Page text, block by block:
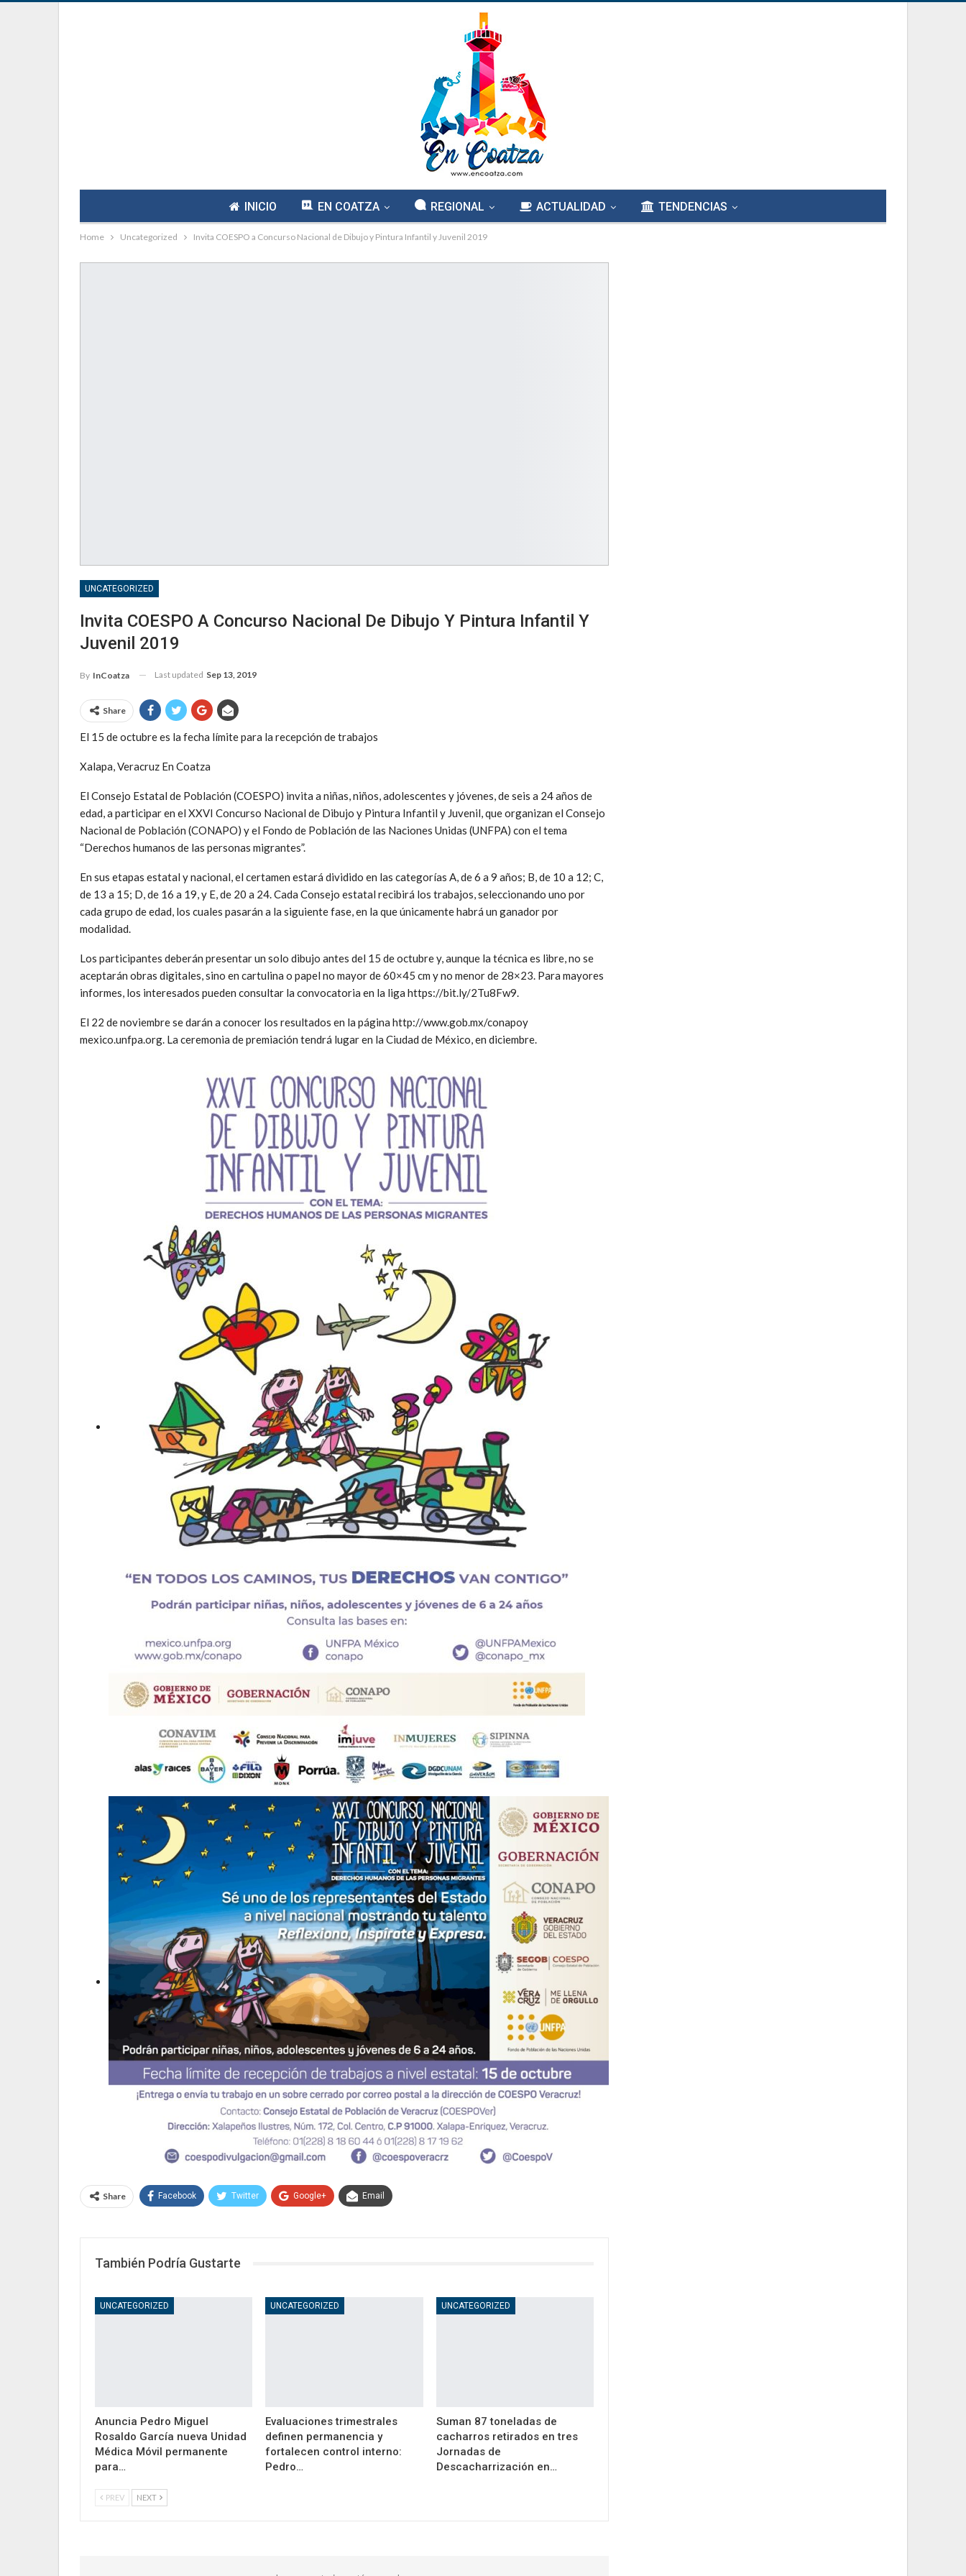
INICIO EN COATZA REGIONAL ACTUALIDAD TENDENCIAS
Home Uncategorized Invita COESPO a Concurso Nacional de Dibujo y Pintura Infantil y Juvenil 2019
UNCATEGORIZED
Invita COESPO A Concurso Nacional De Dibujo Y Pintura Infantil Y
Juvenil 2019
By InCoatza Last updated Sep 13, 2019
Share
El 15 de octubre es la fecha límite para la recepción de trabajos
Xalapa, Veracruz En Coatza
El Consejo Estatal de Población (COESPO) invita a niñas, niños, adolescentes y jóvenes, de seis a 24 años de
edad, a participar en el XXVI Concurso Nacional de Dibujo y Pintura Infantil y Juvenil, que organizan el Consejo
Nacional de Población (CONAPO) y el Fondo de Población de las Naciones Unidas (UNFPA) con el tema
“Derechos humanos de las personas migrantes”.
En sus etapas estatal y nacional, el certamen estará dividido en las categorías A, de 6 a 9 años; B, de 10 a 12; C,
de 13 a 15; D, de 16 a 19, y E, de 20 a 24. Cada Consejo estatal recibirá los trabajos, seleccionando uno por
cada grupo de edad, los cuales pasarán a la siguiente fase, en la que únicamente habrá un ganador por
modalidad.
Los participantes deberán presentar un solo dibujo antes del 15 de octubre y, aunque la técnica es libre, no se
aceptarán obras digitales, sino en cartulina o papel no mayor de 60×45 cm y no menor de 28×23. Para mayores
informes, los interesados pueden consultar la convocatoria en la liga https://bit.ly/2Tu8Fw9.
El 22 de noviembre se darán a conocer los resultados en la página http://www.gob.mx/conapoy
mexico.unfpa.org. La ceremonia de premiación tendrá lugar en la Ciudad de México, en diciembre.
Share Facebook Twitter Google+ Email
También Podría Gustarte
UNCATEGORIZED
Anuncia Pedro Miguel
Rosaldo García nueva Unidad
Médica Móvil permanente
para…
UNCATEGORIZED
Evaluaciones trimestrales
definen permanencia y
fortalecen control interno:
Pedro…
UNCATEGORIZED
Suman 87 toneladas de
cacharros retirados en tres
Jornadas de
Descacharrización en…
PREV NEXT